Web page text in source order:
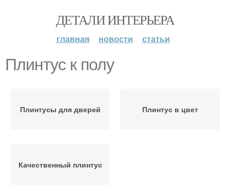
ДЕТАЛИ ИНТЕРЬЕРА
главная новости статьи
Плинтус к полу
Плинтусы для дверей Плинтус в цвет
Качественный плинтус